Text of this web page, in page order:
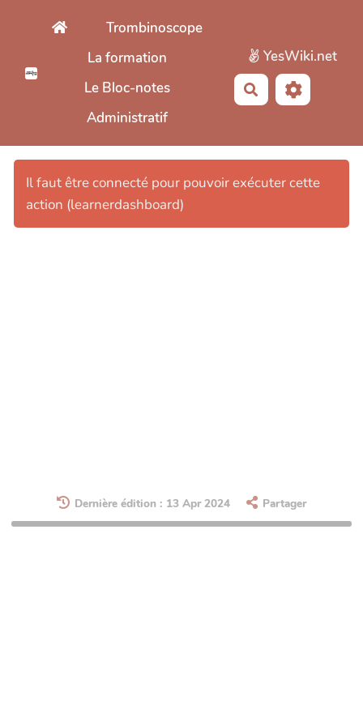
Aller au contenu principal
Trombinoscope
La formation
Le Bloc-notes
Administratif
YesWiki.net
Rechercher
Il faut être connecté pour pouvoir exécuter cette
action (learnerdashboard)
Dernière édition : 13 Apr 2024 Partager